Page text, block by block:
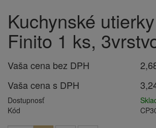
Kuchynské
Finito 1 ks,
Vaša cena bez DPH
Vaša cena s DPH
Dostupnosť
Kód